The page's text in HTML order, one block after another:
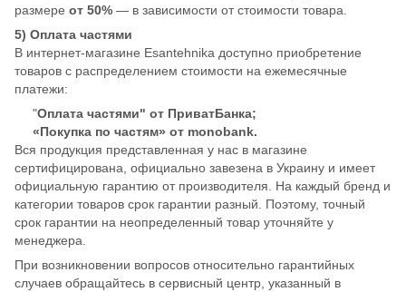
размере от 50% — в зависимости от стоимости товара.
5) Оплата частями
В интернет-магазине Esantehnika доступно приобретение
товаров с распределением стоимости на ежемесячные
платежи:
"Оплата частями" от ПриватБанка;
«Покупка по частям» от monobank.
Вся продукция представленная у нас в магазине
сертифицирована, официально завезена в Украину и имеет
официальную гарантию от производителя. На каждый бренд и
категории товаров срок гарантии разный. Поэтому, точный
срок гарантии на неопределенный товар уточняйте у
менеджера.
При возникновении вопросов относительно гарантийных
случаев обращайтесь в сервисный центр, указанный в